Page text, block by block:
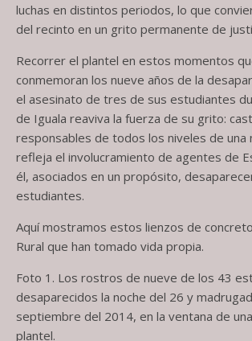
luchas en distintos periodos, lo que
del recinto en un grito permanente de
Recorrer el plantel en estos momentos
conmemoran los nueve años de la
el asesinato de tres de sus estudiantes
de Iguala reaviva la fuerza de su grito:
responsables de todos los niveles de una
refleja el involucramiento de agentes de
él, asociados en un propósito,
estudiantes.
Aquí mostramos estos lienzos de
Rural que han tomado vida propia.
Foto 1. Los rostros de nueve de los 43
desaparecidos la noche del 26 y
septiembre del 2014, en la ventana de
plantel.